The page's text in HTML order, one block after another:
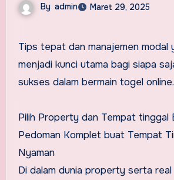
By admin Maret 29, 2025
Tips tepat dan manajemen modal yang cermat
menjadi kunci utama bagi siapa
sukses dalam bermain togel
Pilih Property dan Tempat tinggal
Pedoman Komplet buat Tempat
Nyaman
Di dalam dunia property serta